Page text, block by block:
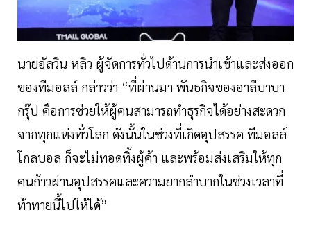
นายอัลวิน หลิว ผู้จัดการทั่วไปด้านการนำเข้าและส่งออก
ของทีมอลล์ กล่าวว่า “ที่ผ่านมา พันธกิจของอาลีบาบา
กรุ๊ป คือการช่วยให้ผู้คนสามารถทำธุรกิจได้อย่างสะดวก
จากทุกแห่งทั่วโลก ดังนั้นในช่วงที่เกิดอุปสรรค ทีมอลล์
โกลบอล ก็จะไม่ทอดทิ้งผู้ค้า และพร้อมส่งเสริมให้ทุก
คนก้าวผ่านอุปสรรคและความยากลำบากในช่วงเวลาที่
ท้าทายนี้ไปให้ได้”